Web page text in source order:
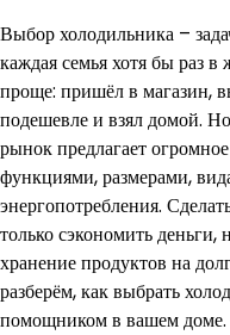
Выбор холодильника –
каждая семья хотя бы раз
проще: пришёл в магазин,
подешевле и взял домой.
рынок предлагает
функциями, размерами,
энергопотребления.
только сэкономить
хранение продуктов на
разберём, как выбрать
помощником в вашем доме.